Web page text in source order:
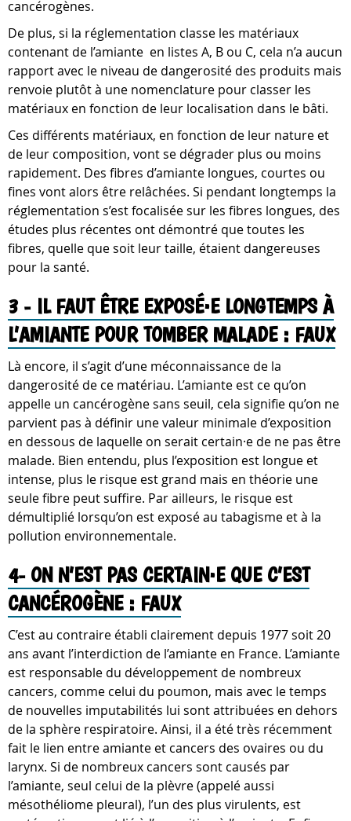
cancérogènes.
De plus, si la réglementation classe les matériaux
contenant de l’amiante en listes A, B ou C, cela n’a aucun
rapport avec le niveau de dangerosité des produits mais
renvoie plutôt à une nomenclature pour classer les
matériaux en fonction de leur localisation dans le bâti.
Ces différents matériaux, en fonction de leur nature et
de leur composition, vont se dégrader plus ou moins
rapidement. Des fibres d’amiante longues, courtes ou
fines vont alors être relâchées. Si pendant longtemps la
réglementation s’est focalisée sur les fibres longues, des
études plus récentes ont démontré que toutes les
fibres, quelle que soit leur taille, étaient dangereuses
pour la santé.
3 - IL FAUT ÊTRE EXPOSÉ·E LONGTEMPS À
L’AMIANTE POUR TOMBER MALADE : FAUX
Là encore, il s’agit d’une méconnaissance de la
dangerosité de ce matériau. L’amiante est ce qu’on
appelle un cancérogène sans seuil, cela signifie qu’on ne
parvient pas à définir une valeur minimale d’exposition
en dessous de laquelle on serait certain·e de ne pas être
malade. Bien entendu, plus l’exposition est longue et
intense, plus le risque est grand mais en théorie une
seule fibre peut suffire. Par ailleurs, le risque est
démultiplié lorsqu’on est exposé au tabagisme et à la
pollution environnementale.
4- ON N’EST PAS CERTAIN·E QUE C’EST
CANCÉROGÈNE : FAUX
C’est au contraire établi clairement depuis 1977 soit 20
ans avant l’interdiction de l’amiante en France. L’amiante
est responsable du développement de nombreux
cancers, comme celui du poumon, mais avec le temps
de nouvelles imputabilités lui sont attribuées en dehors
de la sphère respiratoire. Ainsi, il a été très récemment
fait le lien entre amiante et cancers des ovaires ou du
larynx. Si de nombreux cancers sont causés par
l’amiante, seul celui de la plèvre (appelé aussi
mésothéliome pleural), l’un des plus virulents, est